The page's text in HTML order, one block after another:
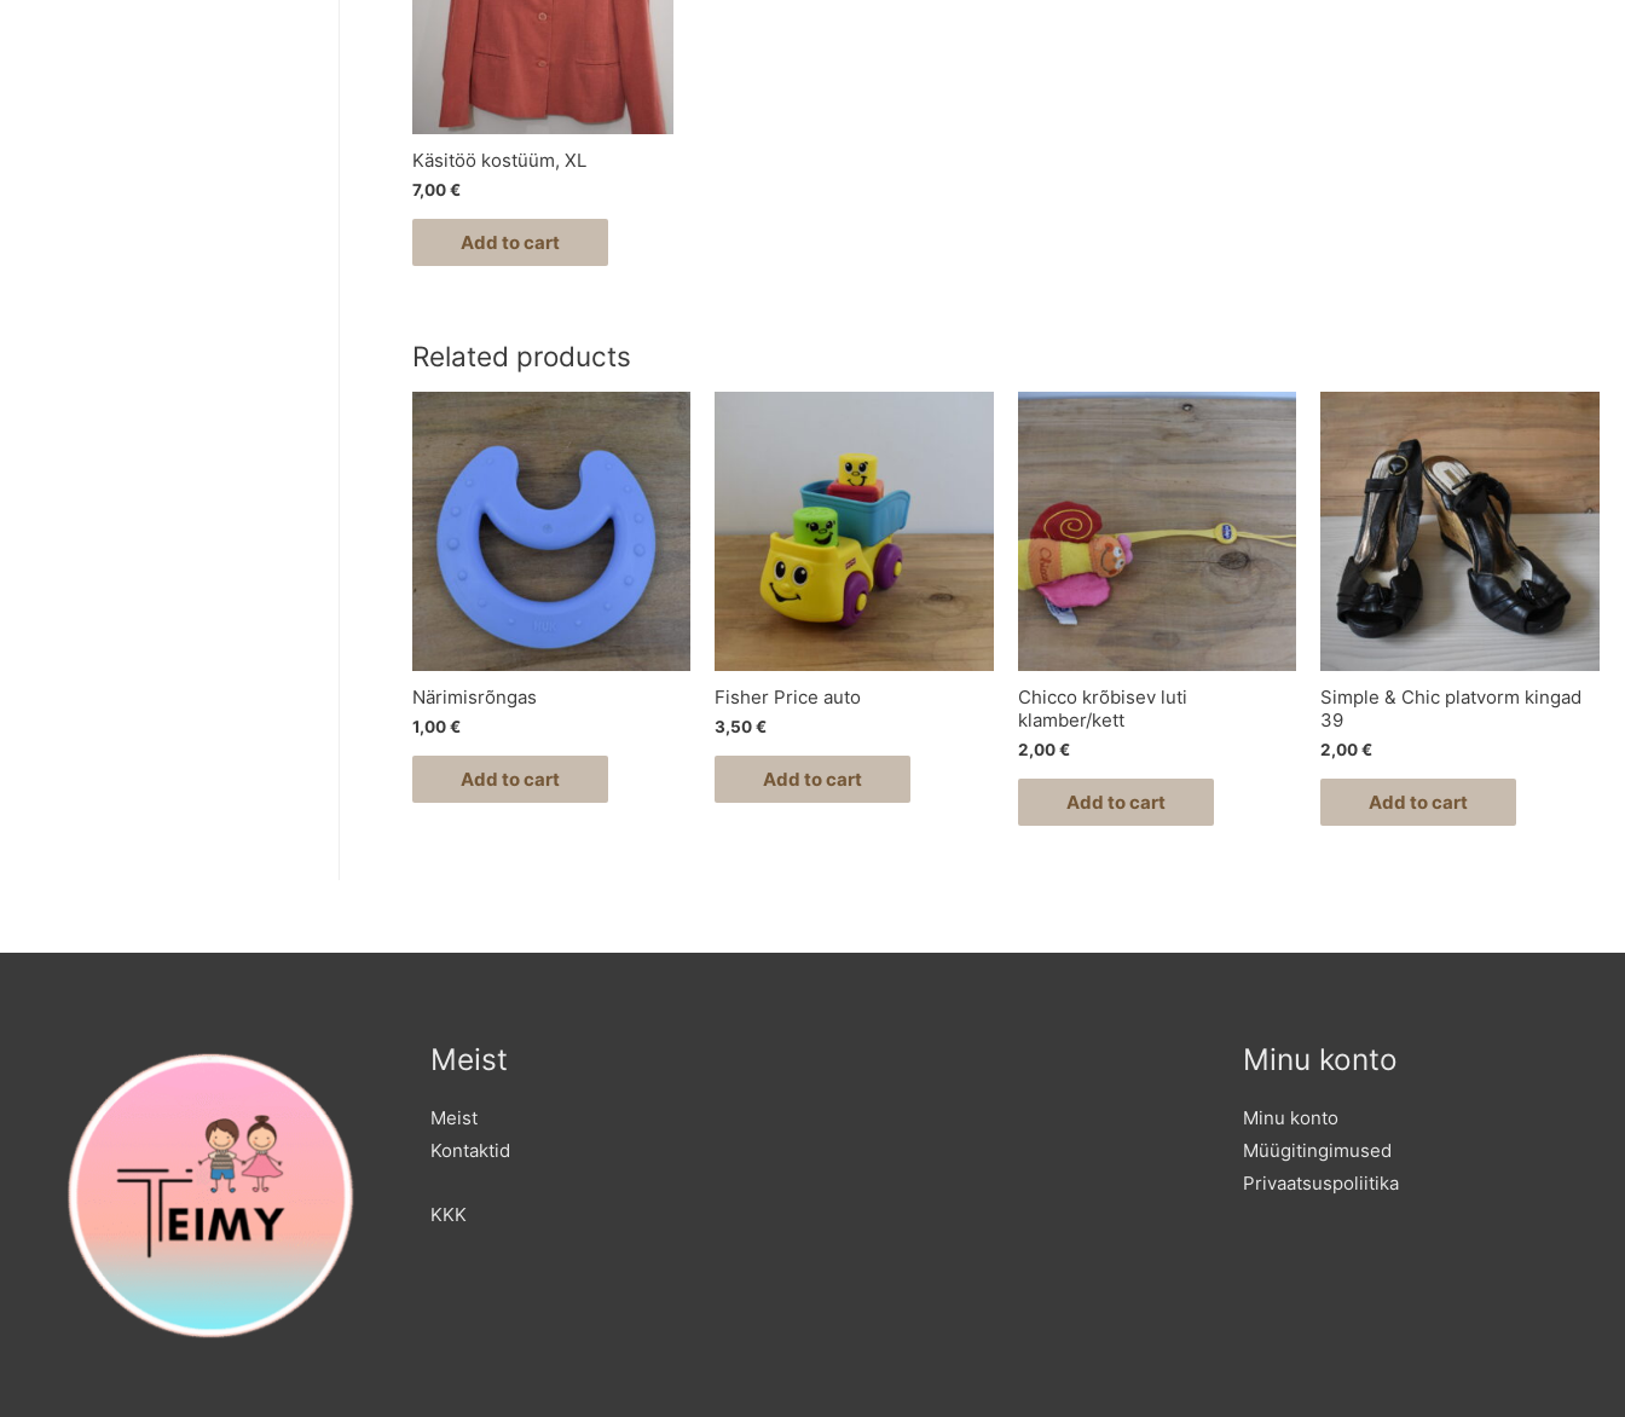
Käsitöö kostüüm, XL
7,00€
Add to cart
Related products
Närimisrõngas
1,00€
Add to cart
Fisher Price auto
3,50€
Add to cart
Chicco krõbisev luti
klamber/kett
2,00€
Add to cart
Simple & Chic platvorm kingad
39
2,00€
Add to cart
Meist
Meist
Kontaktid
KKK
Minu konto
Minu konto
Müügitingimused
Privaatsuspoliitika